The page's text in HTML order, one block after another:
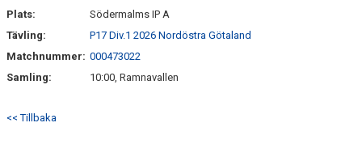
BILDER
Plats:
Södermalms IP A
Tävling:
P17 Div.1 2026 Nordöstra Götaland
Matchnummer: 000473022
Samling:
10:00, Ramnavallen
<< Tillbaka